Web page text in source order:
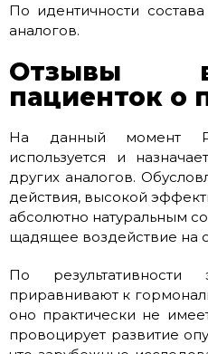
По идентичности
аналогов.
Отзывы
пациенток о
На данный момент
используется и
других аналогов.
действия, высокой
абсолютно натуральным
щадящее воздействие на
По
приравнивают к
оно практически не
провоцирует развитие